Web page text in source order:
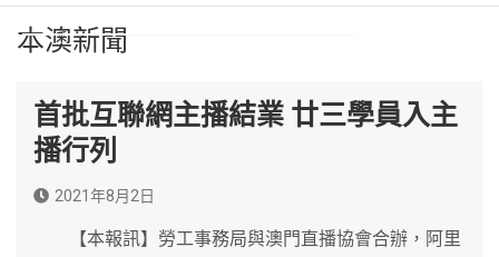
本澳新聞
首批互聯網主播結業 廿三學員入主
播行列
2021年8月2日
【本報訊】勞工事務局與澳門直播協會合辦，阿里